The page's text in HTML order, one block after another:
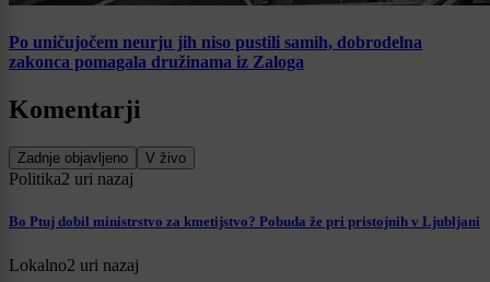
Po uničujočem neurju jih niso pustili samih, dobrodelna
zakonca pomagala družinama iz Zaloga
Komentarji
Zadnje objavljeno V živo
Politika2 uri nazaj
Bo Ptuj dobil ministrstvo za kmetijstvo? Pobuda že pri pristojnih v Ljubljani
Lokalno2 uri nazaj